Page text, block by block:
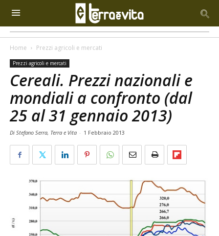
Home Prezzi agricoli e mercati
Prezzi agricoli e mercati
Cereali. Prezzi nazionali e
mondiali a confronto (dal
25 al 31 gennaio 2013)
Di Stefano Serra, Terra e Vita - 1 Febbraio 2013